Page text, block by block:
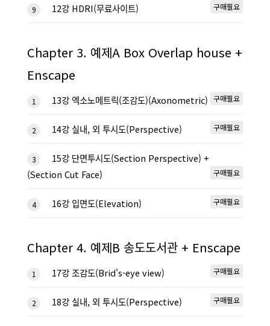
9 12강 HDRI(무료사이트) 구매필요
Chapter 3. 예제A Box Overlap house +
Enscape
1 13강 엑소노메트릭(조감도)(Axonometric) 구매필요
2 14강 실내, 외 투시도(Perspective) 구매필요
3
15강 단면투시도(Section Perspective) +
(Section Cut Face)
구매필요
4 16강 입면도(Elevation) 구매필요
Chapter 4. 예제B 송도도서관 + Enscape
1 17강 조감도(Brid's-eye view) 구매필요
2 18강 실내, 외 투시도(Perspective) 구매필요